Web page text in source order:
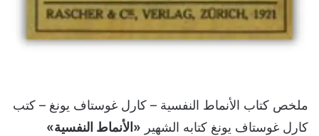
ملخص كتاب الأنماط النفسية – كارل غوستاف يونغ – كتب
كارل غوستاف يونغ كتابه الشهير «الأنماط النفسية»